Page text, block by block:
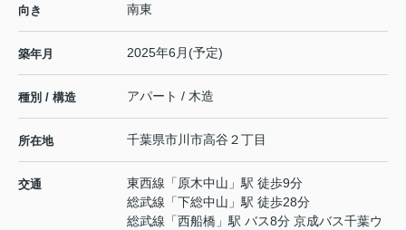
向き 南東
築年月 2025年6月(予定)
種別 / 構造 アパート / 木造
所在地 千葉県市川市高谷 ２丁目
交通 東西線 「原木中山 」駅 徒歩9分
総武線 「下総中山 」駅 徒歩28分
総武線 「西船橋 」駅 バス8分 京成バス千葉ウ